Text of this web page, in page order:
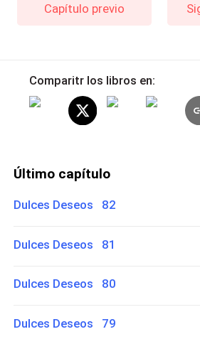
Capítulo previo
Comparitr los libros en:
Último capítulo
Dulces Deseos 82
Dulces Deseos 81
Dulces Deseos 80
Dulces Deseos 79